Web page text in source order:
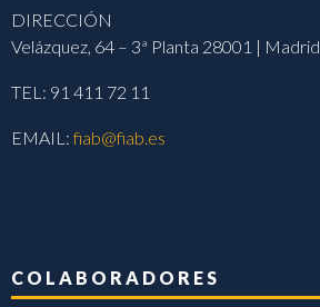
DIRECCIÓN
Velázquez, 64 – 3ª Planta 28001 | Madrid
TEL: 91 411 72 11
EMAIL:fiab@fiab.es
COLABORADORES